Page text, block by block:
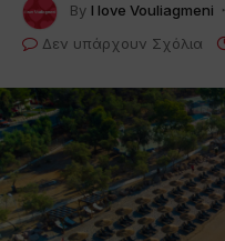
By I love Vouliagmeni
Δεν υπάρχουν Σχόλια